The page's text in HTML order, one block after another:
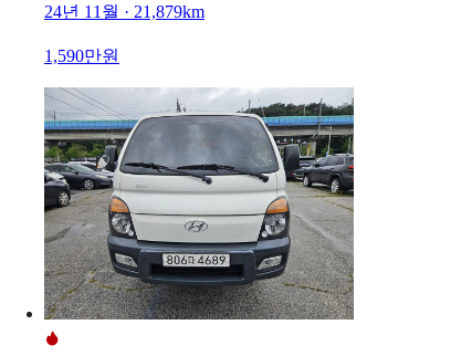
24년 11월 · 21,879km
1,590만원